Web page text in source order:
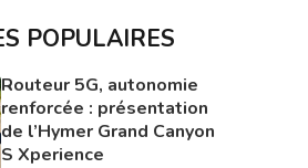
POPULAIRES
Routeur 5G, autonomie
renforcée : présentation
de l’Hymer Grand Canyon
S Xperience